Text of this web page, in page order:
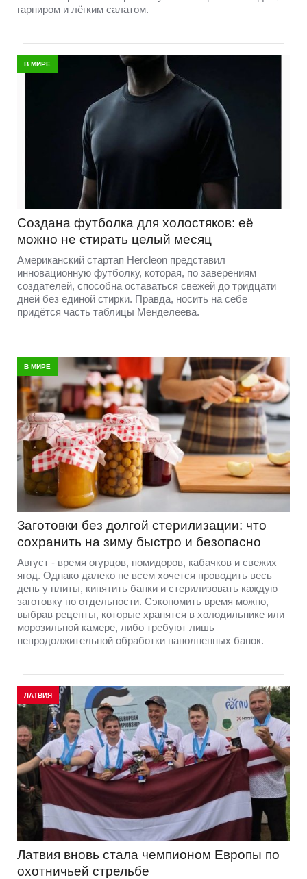
гарниром и лёгким салатом.
В МИРЕ
Создана футболка для холостяков: её
можно не стирать целый месяц
Американский стартап Hercleon представил
инновационную футболку, которая, по заверениям
создателей, способна оставаться свежей до тридцати
дней без единой стирки. Правда, носить на себе
придётся часть таблицы Менделеева.
В МИРЕ
Заготовки без долгой стерилизации: что
сохранить на зиму быстро и безопасно
Август - время огурцов, помидоров, кабачков и свежих
ягод. Однако далеко не всем хочется проводить весь
день у плиты, кипятить банки и стерилизовать каждую
заготовку по отдельности. Сэкономить время можно,
выбрав рецепты, которые хранятся в холодильнике или
морозильной камере, либо требуют лишь
непродолжительной обработки наполненных банок.
ЛАТВИЯ
Латвия вновь стала чемпионом Европы по
охотничьей стрельбе